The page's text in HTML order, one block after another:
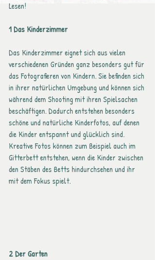
Lesen!
1 Das Kinderzimmer
Das Kinderzimmer eignet sich aus vielen
verschiedenen Gründen ganz besonders gut für
das Fotografieren von Kindern. Sie befinden sich
in ihrer natürlichen Umgebung und können sich
während dem Shooting mit ihren Spielsachen
beschäftigen. Dadurch entstehen besonders
schöne und natürliche Kinderfotos, auf denen
die Kinder entspannt und glücklich sind.
Kreative Fotos können zum Beispiel auch im
Gitterbett entstehen, wenn die Kinder zwischen
den Stäben des Betts hindurchsehen und ihr
mit dem Fokus spielt.
2 Der Garten